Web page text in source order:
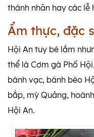
thánh nhân hay các
Ẩm thực, đặc
Hội An tuy bé lắm
thể là Cơm gà Phố
bánh vạc, bánh bèo
bắp, mỳ Quảng,
Hội An.